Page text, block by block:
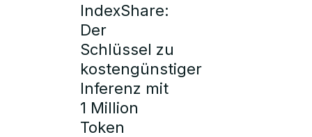
IndexShare:
Der
Schlüssel zu
kostengünstiger
Inferenz mit
1 Million
Token